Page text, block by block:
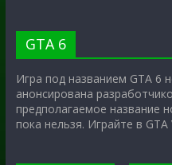
GTA 6
Игра под названием GTA
анонсирована
предполагаемое название
пока нельзя. Играйте в GTA